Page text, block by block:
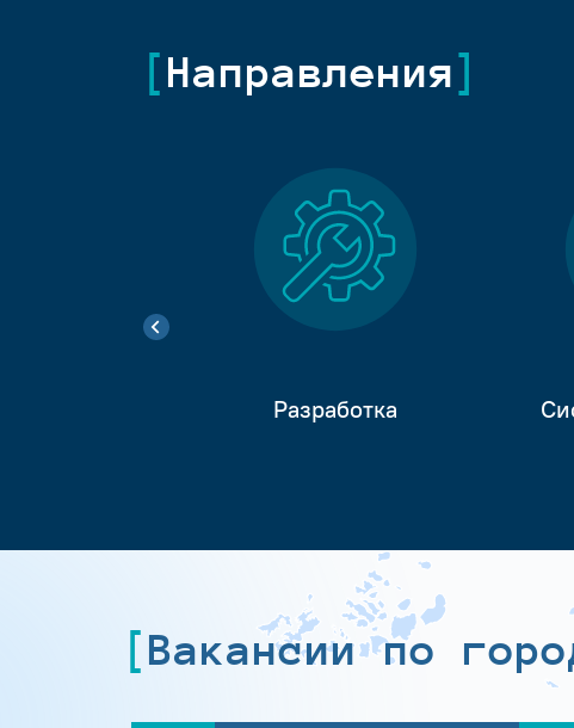
Направления
Разработка
Вакансии по